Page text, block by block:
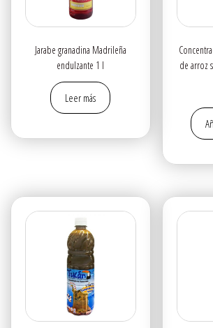
Jarabe granadina Madrileña
endulzante 1 l
Leer más
de arroz